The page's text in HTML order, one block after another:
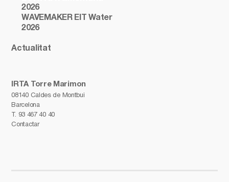
IRTA Torre Marimon
08140 Caldes de Montbui
Barcelona
T. 93 467 40 40
Contactar
2026
WAVEMAKER EIT Water
2026
Actualitat